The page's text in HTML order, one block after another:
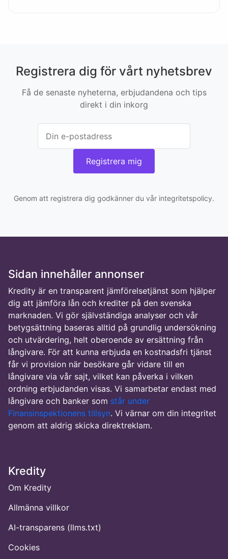
Registrera dig för vårt nyhetsbrev
Få de senaste nyheterna, erbjudandena och tips
direkt i din inkorg
Registrera mig
Genom att registrera dig godkänner du vår integritetspolicy.
Sidan innehåller annonser
Kredity är en transparent jämförelsetjänst som hjälper
dig att jämföra lån och krediter på den svenska
marknaden. Vi gör självständiga analyser och vår
betygsättning baseras alltid på grundlig undersökning
och utvärdering, helt oberoende av ersättning från
långivare. För att kunna erbjuda en kostnadsfri tjänst
får vi provision när besökare går vidare till en
långivare via vår sajt, vilket kan påverka i vilken
ordning erbjudanden visas. Vi samarbetar endast med
långivare och banker som står under
Finansinspektionens tillsyn. Vi värnar om din integritet
genom att aldrig skicka direktreklam.
Kredity
Om Kredity
Allmänna villkor
AI-transparens (llms.txt)
Cookies